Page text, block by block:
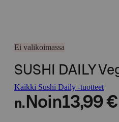
Ei valikoimassa
SUSHI DAILY
Kaikki Sushi Daily -tuotteet
n. Noin13,99 €